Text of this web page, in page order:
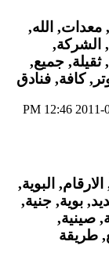
12:46 PM